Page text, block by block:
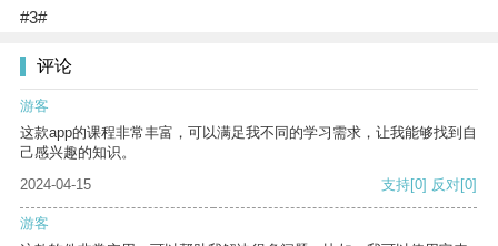
#3#
评论
游客
这款app的课程非常丰富，可以满足我不同的学习需求，让我能够找到自
己感兴趣的知识。
2024-04-15
支持[0] 反对[0]
游客